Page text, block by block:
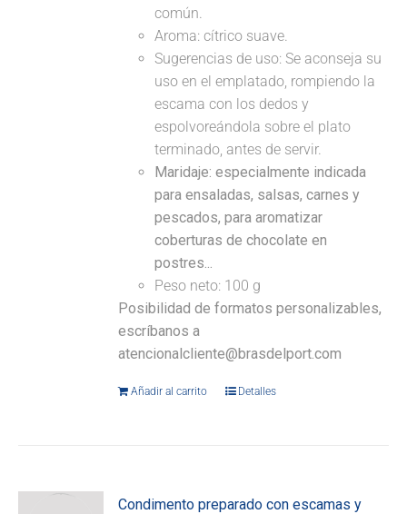
común.
Aroma: cítrico suave.
Sugerencias de uso: Se aconseja su
uso en el emplatado, rompiendo la
escama con los dedos y
espolvoreándola sobre el plato
terminado, antes de servir.
Maridaje: especialmente indicada
para ensaladas, salsas, carnes y
pescados, para aromatizar
coberturas de chocolate en
postres...
Peso neto: 100 g
Posibilidad de formatos personalizables,
escríbanos a
atencionalcliente@brasdelport.com
Añadir al carrito Detalles
Condimento preparado con escamas y